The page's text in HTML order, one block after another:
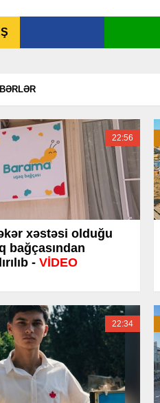
22:56
xəstəsi olduğu
bağçasından
- VİDEO
22:34